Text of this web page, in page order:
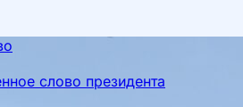
слово президента